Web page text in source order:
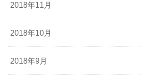
2018年11月
2018年10月
2018年9月